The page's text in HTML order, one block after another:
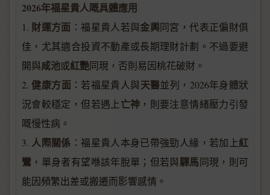
2026年福星貴人嘅具體應用
1. 財運方面 ：福星貴人若與金輿同宮，代表正偏財俱
佳，尤其適合投資不動產或長期理財計劃。不過要避
開與咸池或紅艷同現，否則易因桃花破財。
2.健康方面：若福星貴人與天醫並列，2026年身體狀
況會較穩定，但若遇上亡神 ，則要注意情緒壓力引發
嘅慢性病。
3. 人際關係 ：福星貴人本身已帶強勁人緣，若加上紅
鸞 ，單身者有望喺該年脫單；但若與驛馬同現，則可
能因頻繁出差或搬遷而影響感情。